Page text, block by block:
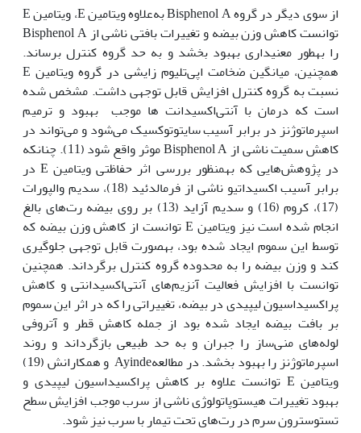
از سوی دیگر در گروه Bisphenol A به‌علاوه ویتامین E، ویتامین E
توانست کاهش وزن بیضه و تغییرات بافتی ناشی از Bisphenol A
را به‏طور معنی­داری بهبود بخشد و به حد گروه کنترل برساند.
همچنین، میانگین ضخامت اپی‌تلیوم زایشی در گروه ویتامین E
نسبت به گروه کنترل افزایش قابل توجهی داشت. مشخص شده
است که درمان با آنتی‌اکسیدانت ها موجب بهبود و ترمیم
اسپرماتوژنز در برابر آسیب سایتوتوکسیک می‌شود و می‌تواند در
کاهش سمیت ناشی از Bisphenol A موثر واقع شود (11). چنان‏که
در پژوهش‌هایی که به‏منظور بررسی اثر حفاظتی ویتامین E در
برابر آسیب اکسیداتیو ناشی از فرمالدئید (18)، سدیم والپورات
(17)، کروم (16) و سدیم آزاید (13) بر روی بیضه رت‌های بالغ
انجام شده است نیز ویتامین E توانست از کاهش وزن بیضه که
توسط این سموم ایجاد شده بود، به‏صورت قابل توجهی جلوگیری
کند و وزن بیضه را به محدوده گروه کنترل برگرداند. همچنین
توانست با افزایش فعالیت آنزیم‌های آنتی‌اکسیدانتی و کاهش
پراکسیداسیون لیپیدی در بیضه، تغییراتی را که در اثر این سموم
بر بافت بیضه ایجاد شده بود از جمله کاهش قطر و آتروفی
لوله‌های منی‌ساز را جبران و به حد طبیعی بازگرداند و روند
اسپرماتوژنز را بهبود بخشد. در مطالعه‌Ayinde و همکارانش (19)
ویتامین E توانست علاوه بر کاهش پراکسیداسیون لیپیدی و
بهبود تغییرات هیستوپاتولوژی ناشی از سرب موجب افزایش سطح
تستوسترون سرم در رت‌های تحت تیمار با سرب نیز شود.